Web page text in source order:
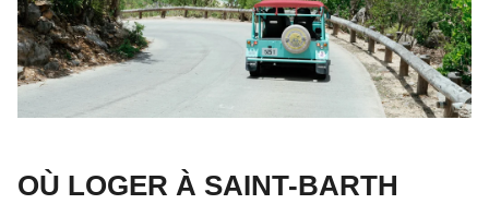
OÙ LOGER À SAINT-BARTH